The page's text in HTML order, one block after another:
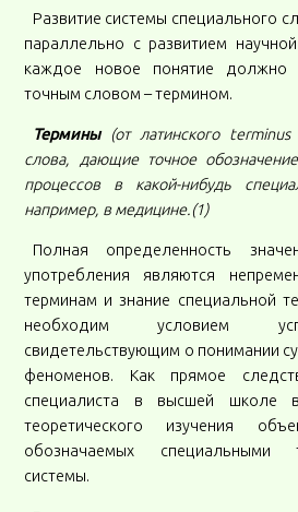
Развитие системы специального
параллельно с развитием
каждое новое понятие должно
точным словом – термином.
Термины(от латинского
слова, дающие точное
процессов в какой-нибудь
например, в медицине.(1)
Полная определенность
употребления являются
терминам и знание специальной
необходим условием
свидетельствующим о понимании
феноменов. Как прямое
специалиста в высшей школе
теоретического изучения
обозначаемых специальными
системы.